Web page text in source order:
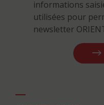
informations
utilisées pour
newsletter